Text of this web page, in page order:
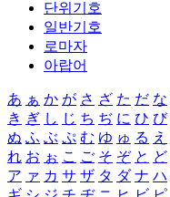
단위기호
일반기호
로마자
아랍어
あ ぁ か が さ ざ た だ な
き ぎ し じ ち ぢ に ひ び
ぬ ふ ぶ ぷ む ゆ ゅ る え
れ お ぉ こ ご そ ぞ と ど
ア ァ カ サ ザ タ ダ ナ ハ